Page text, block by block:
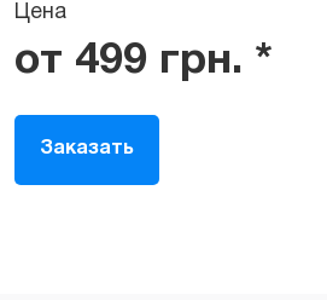
Цена
от 499 грн. *
Заказать